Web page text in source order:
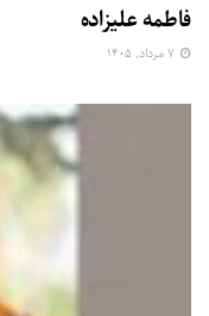
فاطمه علیزاده